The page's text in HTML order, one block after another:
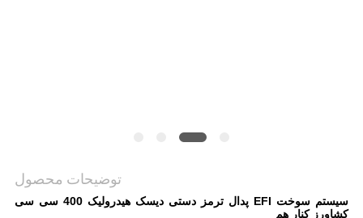
توضیحات محصول
سیستم سوخت EFI پدال ترمز دستی دیسک هیدرولیک 400 سی سی
کشاورز کنار هم